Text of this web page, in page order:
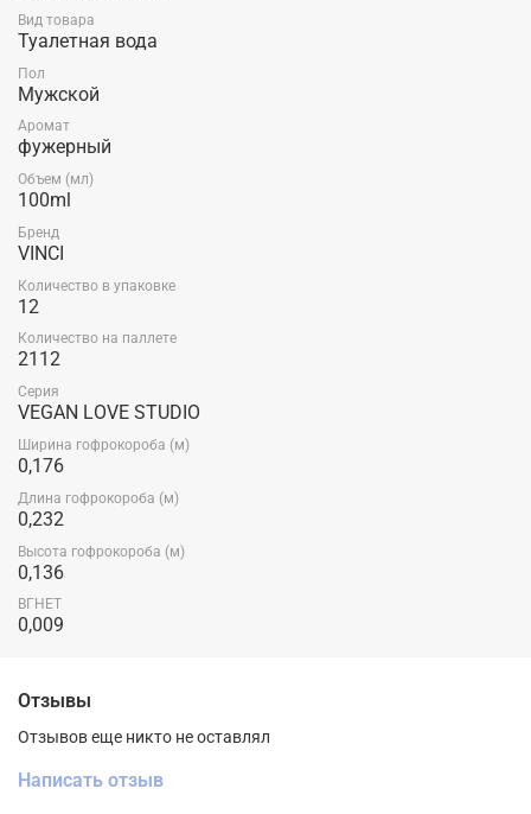
Аромат сочетает в себе вихрь страсти, свободы и энергии,
создавая неповторимую симфонию чувств. Каждая капля
напоминает о том, что жизнь - это поистине удивительное
приключение, полное неожиданных поворотов и волнующих
эмоций.
Вид товара
Туалетная вода
Пол
Мужской
Аромат
фужерный
Объем (мл)
100ml
Бренд
VINCI
Количество в упаковке
12
Количество на паллете
2112
Серия
VEGAN LOVE STUDIO
Ширина гофрокороба (м)
0,176
Длина гофрокороба (м)
0,232
Высота гофрокороба (м)
0,136
ВГНЕТ
0,009
Отзывы
Отзывов еще никто не оставлял
Написать отзыв